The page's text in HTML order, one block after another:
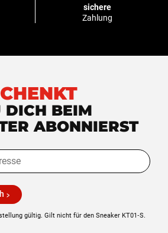
sichere
Zahlung
DICH BEIM
ABONNIERST
gültig. Gilt nicht für den Sneaker KT01‑S.